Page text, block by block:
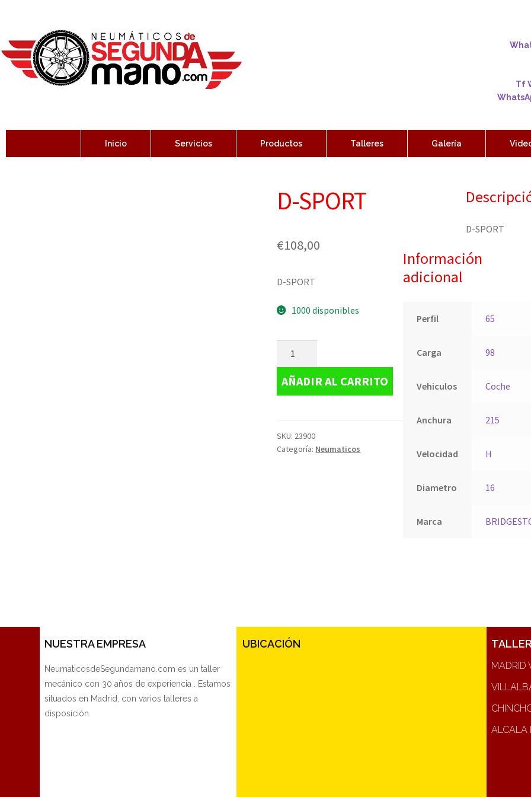
Tf
Inicio Servicios Productos Talleres Galería
D-SPORT
€108,00
D-SPORT
1000 disponibles
AÑADIR AL CARRITO
SKU: 23900
Categoría: Neumaticos
D-SPORT
Información
adicional
Perfil 65
Carga 98
Vehiculos Coche
Anchura 215
Velocidad H
Diametro 16
Marca
NUESTRA EMPRESA
NeumaticosdeSegundamano.com es un taller
mecánico con 30 años de experiencia . Estamos
situados en Madrid, con varios talleres a
disposición.
UBICACIÓN
MADRID
ALCALA